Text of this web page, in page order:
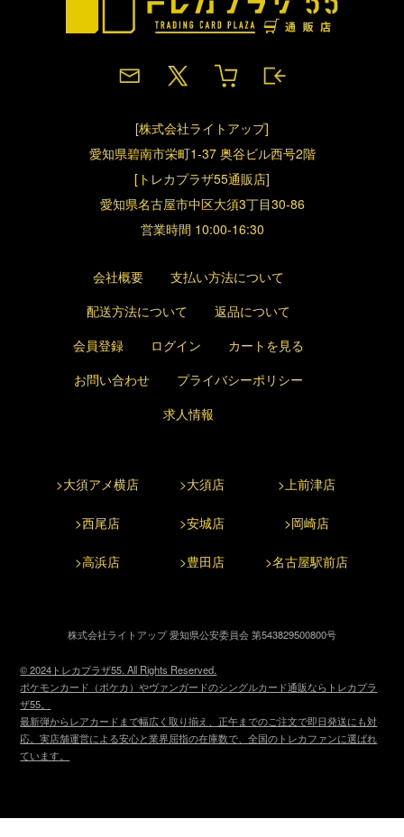
[株式会社ライトアップ]
愛知県碧南市栄町1-37 奥谷ビル西号2階
[トレカプラザ55通販店]
愛知県名古屋市中区大須3丁目30-86
営業時間 10:00-16:30
会社概要
支払い方法について
配送方法について
返品について
会員登録
ログイン
カートを見る
お問い合わせ
プライバシーポリシー
求人情報
>大須アメ横店 >大須店 >上前津店
>西尾店 >安城店 >岡崎店
>高浜店 >豊田店 >名古屋駅前店
株式会社ライトアップ 愛知県公安委員会 第543829500800号
© 2024トレカプラザ55. All Rights Reserved.
ポケモンカード（ポケカ）やヴァンガードのシングルカード通販ならトレカプラ
ザ55。
最新弾からレアカードまで幅広く取り揃え、正午までのご注文で即日発送にも対
応。実店舗運営による安心と業界屈指の在庫数で、全国のトレカファンに選ばれ
ています。